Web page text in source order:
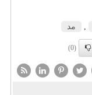
مد
(0)